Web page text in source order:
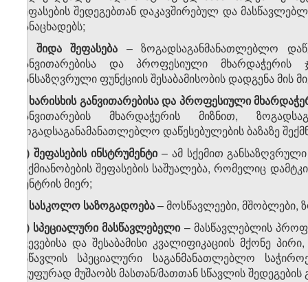
შეფასების შედეგებთან დაკავშირებულ და
განაცხადებს;
შიდა შეფასება – ზოგადსაგანმანათლებლო
განვითარებისა და პროფესიული
განსაზღვრული ფუნქციის შესაბამისობის დადგენა
ხარისხის განვითარებისა და პროფესიული
განვითარების მხარდაჭერის მიზნით,
ზოგადსაგანამანათლებლო დაწესებულების ბაზაზე
) შეფასების ინსტრუმენტი– ამ სქემით
საქმიანობების შეფასების საშუალება, რომელიც
ცენტრის მიერ;
ქ) სასკოლო საზოგადოება– მოსწავლეები, მშობლები,
ღ) სპეციალური მასწავლებელი– მასწავლებლის
ჩვევებისა და შესაბამისი კვალიფიკაციის მქონე
ასწავლის სპეციალური საგანმანათლებლო
ჯგუფურად მუშაობს მასთან/მათთან სწავლის